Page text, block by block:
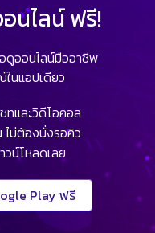
นไลน์ ฟรี!
ดูออนไลน์มืออาชีพ
นแอปเดียว
และวิดีโอคอล
ม่ต้องนั่งรอคิว
วน์โหลดเลย
Play ฟรี